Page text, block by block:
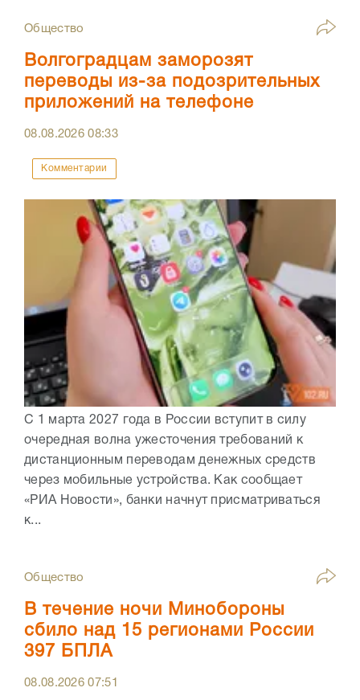
Общество
Волгоградцам заморозят
переводы из-за подозрительных
приложений на телефоне
08.08.202608:33
Комментарии
С 1 марта 2027 года в России вступит в силу
очередная волна ужесточения требований к
дистанционным переводам денежных средств
через мобильные устройства. Как сообщает
«РИА Новости», банки начнут присматриваться
к...
Общество
В течение ночи Минобороны
сбило над 15 регионами России
397 БПЛА
08.08.202607:51